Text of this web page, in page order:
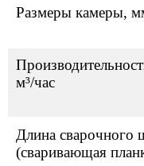
Размеры камеры,
м³/час
Длина сварочного
(сваривающая